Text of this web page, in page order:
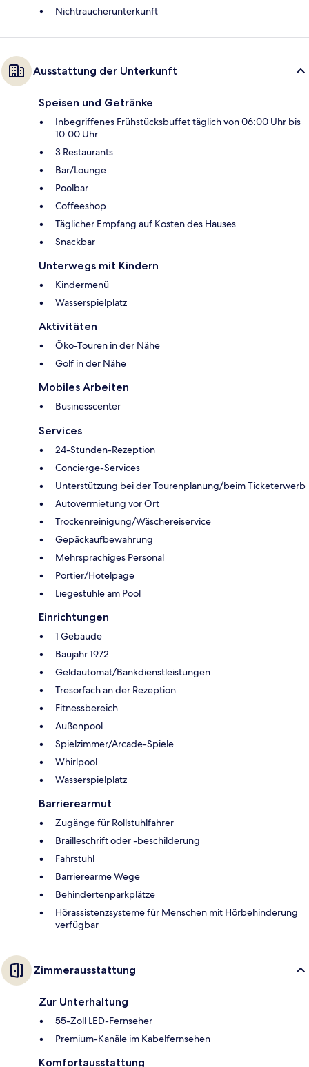
Nichtraucherunterkunft
Ausstattung der Unterkunft
Speisen und Getränke
Inbegriffenes Frühstücksbuffet täglich von 06:00 Uhr bis
10:00 Uhr
3 Restaurants
Bar/Lounge
Poolbar
Coffeeshop
Täglicher Empfang auf Kosten des Hauses
Snackbar
Unterwegs mit Kindern
Kindermenü
Wasserspielplatz
Aktivitäten
Öko-Touren in der Nähe
Golf in der Nähe
Mobiles Arbeiten
Businesscenter
Services
24-Stunden-Rezeption
Concierge-Services
Unterstützung bei der Tourenplanung/beim Ticketerwerb
Autovermietung vor Ort
Trockenreinigung/Wäschereiservice
Gepäckaufbewahrung
Mehrsprachiges Personal
Portier/Hotelpage
Liegestühle am Pool
Einrichtungen
1 Gebäude
Baujahr 1972
Geldautomat/Bankdienstleistungen
Tresorfach an der Rezeption
Fitnessbereich
Außenpool
Spielzimmer/Arcade-Spiele
Whirlpool
Wasserspielplatz
Barrierearmut
Zugänge für Rollstuhlfahrer
Brailleschrift oder -beschilderung
Fahrstuhl
Barrierearme Wege
Behindertenparkplätze
Hörassistenzsysteme für Menschen mit Hörbehinderung
verfügbar
Zimmerausstattung
Zur Unterhaltung
55-Zoll LED-Fernseher
Premium-Kanäle im Kabelfernsehen
Komfortausstattung